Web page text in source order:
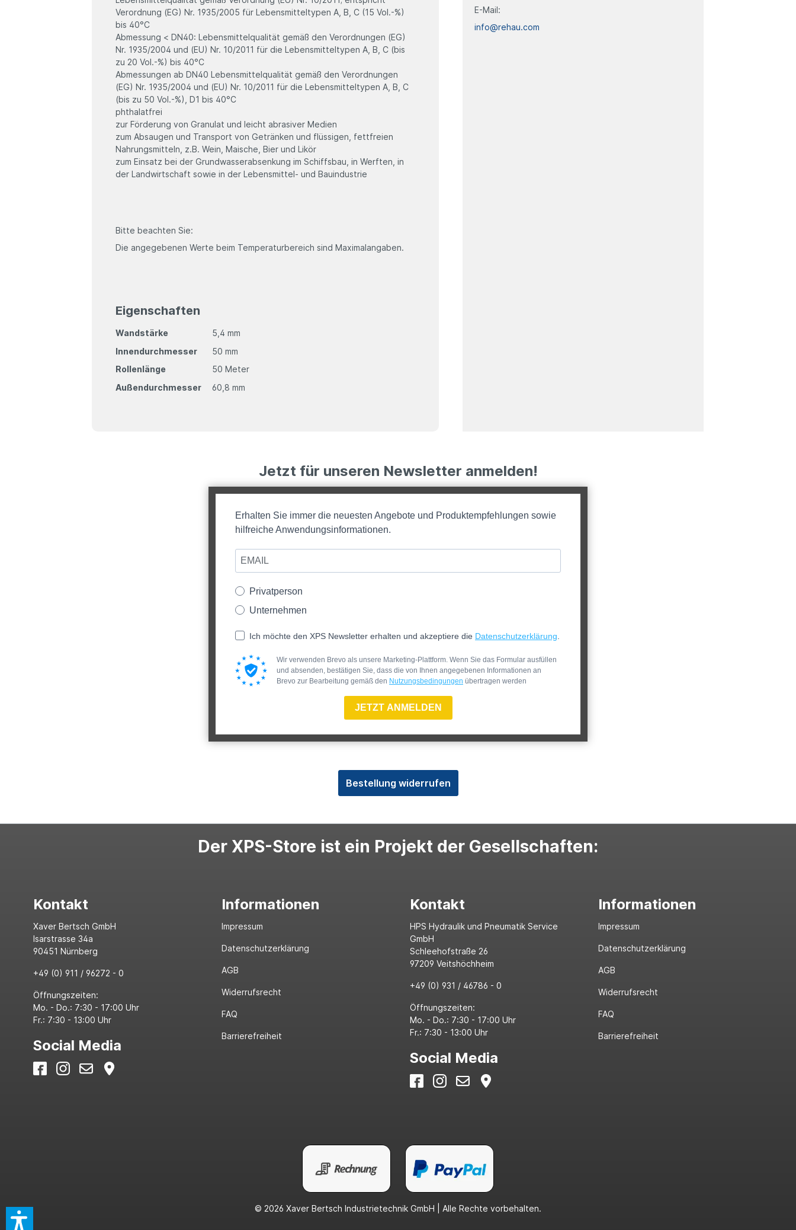
Verordnung (EG) Nr. 1935/2005 für Lebensmitteltypen A, B, C (15 Vol.-%)
bis 40°C
Abmessung < DN40: Lebensmittelqualität gemäß den Verordnungen (EG)
Nr. 1935/2004 und (EU) Nr. 10/2011 für die Lebensmitteltypen A, B, C (bis
zu 20 Vol.-%) bis 40°C
Abmessungen ab DN40 Lebensmittelqualität gemäß den Verordnungen
(EG) Nr. 1935/2004 und (EU) Nr. 10/2011 für die Lebensmitteltypen A, B, C
(bis zu 50 Vol.-%), D1 bis 40°C
phthalatfrei
zur Förderung von Granulat und leicht abrasiver Medien
zum Absaugen und Transport von Getränken und flüssigen, fettfreien
Nahrungsmitteln, z.B. Wein, Maische, Bier und Likör
zum Einsatz bei der Grundwasserabsenkung im Schiffsbau, in Werften, in
der Landwirtschaft sowie in der Lebensmittel- und Bauindustrie
Bitte beachten Sie:
Die angegebenen Werte beim Temperaturbereich sind Maximalangaben.
Eigenschaften
Wandstärke
5,4 mm
Innendurchmesser
50 mm
Rollenlänge
50 Meter
Außendurchmesser
60,8 mm
E-Mail:
info@rehau.com
Jetzt für unseren Newsletter anmelden!
Erhalten Sie immer die neuesten Angebote und Produktempfehlungen sowie
hilfreiche Anwendungsinformationen.
Privatperson
Unternehmen
Ich möchte den XPS Newsletter erhalten und akzeptiere die Datenschutzerklärung
Wir verwenden Brevo als unsere Marketing-Plattform. Wenn Sie das Formular ausfüllen
und absenden, bestätigen Sie, dass die von Ihnen angegebenen Informationen an
Brevo zur Bearbeitung gemäß den Nutzungsbedingungen übertragen werden
JETZT ANMELDEN
Bestellung widerrufen
Der XPS-Store ist ein Projekt der Gesellschaften:
Kontakt
Xaver Bertsch GmbH
Isarstrasse 34a
90451 Nürnberg
+49 (0) 911 / 96272 - 0
Öffnungszeiten:
Mo. - Do.: 7:30 - 17:00 Uhr
Fr.: 7:30 - 13:00 Uhr
Social Media
Informationen
Impressum
Datenschutzerklärung
AGB
Widerrufsrecht
FAQ
Barrierefreiheit
Kontakt
HPS Hydraulik und Pneumatik Service
GmbH
Schleehofstraße 26
97209 Veitshöchheim
+49 (0) 931 / 46786 - 0
Öffnungszeiten:
Mo. - Do.: 7:30 - 17:00 Uhr
Fr.: 7:30 - 13:00 Uhr
Social Media
Informationen
Impressum
Datenschutzerklärung
AGB
Widerrufsrecht
FAQ
Barrierefreiheit
© 2026 Xaver Bertsch Industrietechnik GmbH | Alle Rechte vorbehalten.